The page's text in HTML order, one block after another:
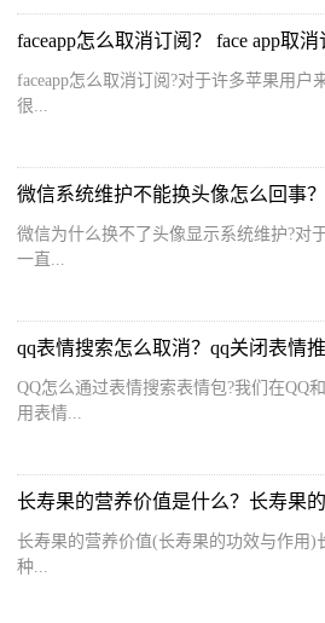
faceapp怎么取消订阅？ face app取
faceapp怎么取消订阅?对于许多苹果用户
很...
微信为什么换不了头像显示系统维护?对
一直...
qq表情搜索怎么取消？qq关闭表情
QQ怎么通过表情搜索表情包?我们在QQ
用表情...
长寿果的营养价值是什么？长寿果
长寿果的营养价值(长寿果的功效与作用)
种...